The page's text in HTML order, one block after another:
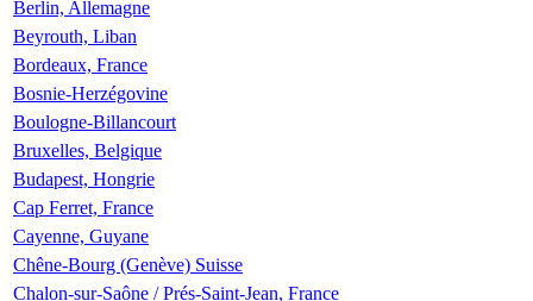
Berlin, Allemagne
Beyrouth, Liban
Bordeaux, France
Bosnie-Herzégovine
Boulogne-Billancourt
Bruxelles, Belgique
Budapest, Hongrie
Cap Ferret, France
Cayenne, Guyane
Chêne-Bourg (Genève) Suisse
Chalon-sur-Saône / Prés-Saint-Jean, France